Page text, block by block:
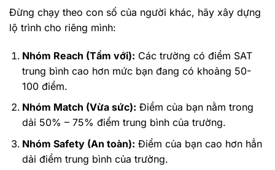
Đừng chạy theo con số của người khác, hãy xây dựng
lộ trình cho riêng mình:
Nhóm Reach (Tầm với): Các trường có điểm SAT
trung bình cao hơn mức bạn đang có khoảng 50-
100 điểm.
Nhóm Match (Vừa sức): Điểm của bạn nằm trong
dải 50% – 75% điểm trung bình của trường.
Nhóm Safety (An toàn): Điểm của bạn cao hơn hẳn
dải điểm trung bình của trường.